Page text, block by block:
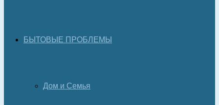
БЫТОВЫЕ ПРОБЛЕМЫ
Дом и Семья